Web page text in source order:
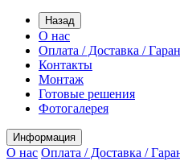
Назад
О нас
Оплата / Доставка /
Контакты
Монтаж
Готовые решения
Фотогалерея
Информация
О нас Оплата / Доставка /